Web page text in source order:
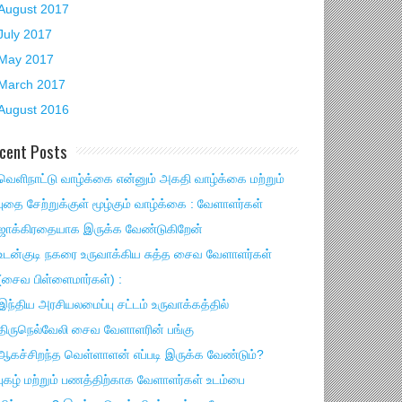
2017
2017
2017
2017
2016
Posts
வாழ்க்கை என்னும் அகதி வாழ்க்கை மற்றும்
சேற்றுக்குள் மூழ்கும் வாழ்க்கை : வேளாளர்கள்
இருக்க வேண்டுகிறேன்
நகரை உருவாக்கிய சுத்த சைவ வேளாளர்கள்
பிள்ளைமார்கள்) :
அரசியலமைப்பு சட்டம் உருவாக்கத்தில்
சைவ வேளாளரின் பங்கு
வெள்ளாளன் எப்படி இருக்க வேண்டும்?
மற்றும் பணத்திற்காக வேளாளர்கள் உடம்பை